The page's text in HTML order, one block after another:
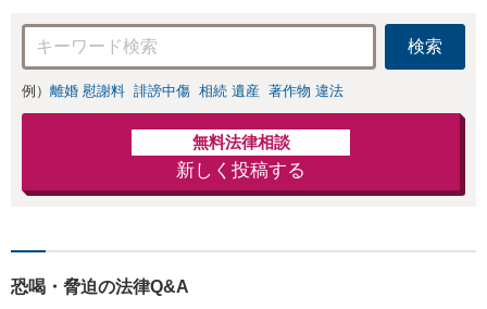
検索
例） 離婚 慰謝料 誹謗中傷 相続 遺産 著作物 違法
無料法律相談
新しく投稿する
恐喝・脅迫の法律Q&A